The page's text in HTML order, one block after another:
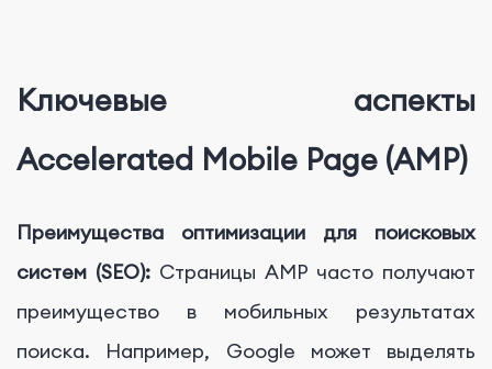
Ключевые аспекты
Accelerated Mobile Page (AMP)
Преимущества оптимизации для поисковых
систем (SEO): Страницы AMP часто получают
преимущество в мобильных результатах
поиска. Например, Google может выделять